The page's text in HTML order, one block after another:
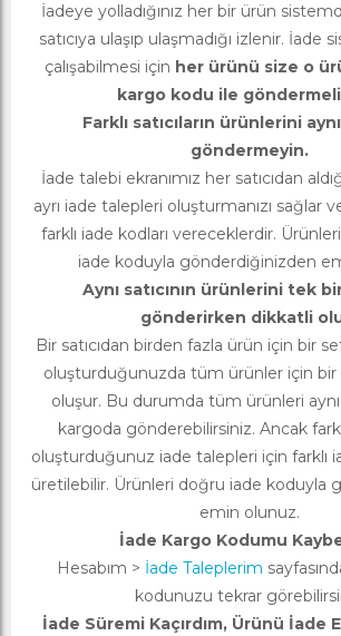
İadeye yolladığınız her bir ürün
satıcıya ulaşıp ulaşmadığı izlenir. İade
çalışabilmesi için her ürünü size o
kargo kodu ile
Farklı satıcıların ürünlerini
göndermeyin.
İade talebi ekranımız her satıcıdan
ayrı iade talepleri oluşturmanızı sağlar
farklı iade kodları vereceklerdir. Ürünleri
iade koduyla gönderdiğinizden
Aynı satıcının ürünlerini tek
gönderirken dikkatli
Bir satıcıdan birden fazla ürün için bir
oluşturduğunuzda tüm ürünler için bir
oluşur. Bu durumda tüm ürünleri
kargoda gönderebilirsiniz. Ancak
oluşturduğunuz iade talepleri için farklı
üretilebilir. Ürünleri doğru iade koduyla
emin olunuz.
İade Kargo Kodumu
Hesabım > İade Taleplerim
kodunuzu tekrar
İade Süremi Kaçırdım, Ürünü İade